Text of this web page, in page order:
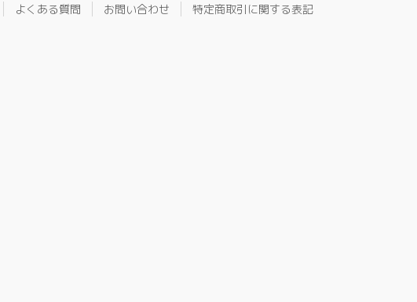
よくある質問 お問い合わせ
特定商取引に関する表記